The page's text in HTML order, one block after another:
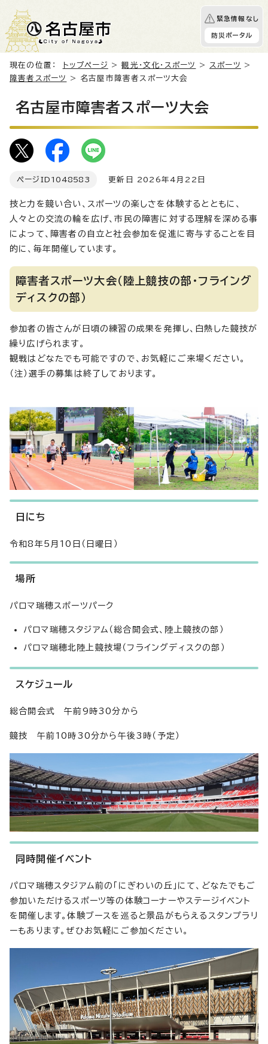
緊急情報なし
防災ポータル
現在の位置： トップページ >観光・文化・スポーツ > スポーツ
>
障害者スポーツ
> 名古屋市障害者スポーツ大会
名古屋市障害者スポーツ大会
ページID 1048583 更新日 2026年4月22日
技と力を競い合い、スポーツの楽しさを体験するとともに、
人々との交流の輪を広げ、市民の障害に対する理解を深める事
によって、障害者の自立と社会参加を促進に寄与することを目
的に、毎年開催しています。
障害者スポーツ大会（陸上競技の部・フライング
ディスクの部）
参加者の皆さんが日頃の練習の成果を発揮し、白熱した競技が
繰り広げられます。
観戦はどなたでも可能ですので、お気軽にご来場ください。
（注）選手の募集は終了しております。
日にち
令和8年5月10日（日曜日）
場所
パロマ瑞穂スポーツパーク
パロマ瑞穂スタジアム（総合開会式、陸上競技の部）
パロマ瑞穂北陸上競技場（フライングディスクの部）
スケジュール
総合開会式 午前9時30分から
競技 午前10時30分から午後3時（予定）
同時開催イベント
パロマ瑞穂スタジアム前の「にぎわいの丘」にて、どなたでもご
参加いただけるスポーツ等の体験コーナーやステージイベント
を開催します。体験ブースを巡ると景品がもらえるスタンプラリ
ーもあります。ぜひお気軽にご参加ください。